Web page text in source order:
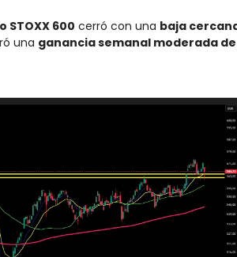
600 cerró con una baja
una ganancia semanal moderada